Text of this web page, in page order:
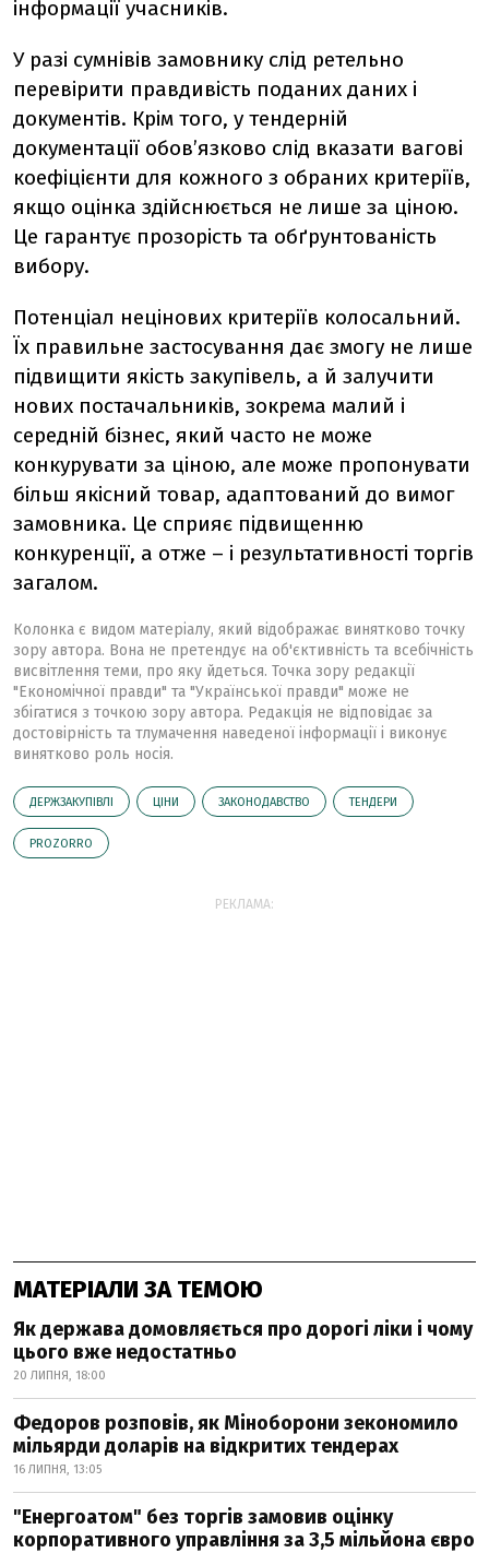
інформації учасників.
У разі сумнівів замовнику слід ретельно
перевірити правдивість поданих даних і
документів. Крім того, у тендерній
документації обов’язково слід вказати вагові
коефіцієнти для кожного з обраних критеріїв,
якщо оцінка здійснюється не лише за ціною.
Це гарантує прозорість та обґрунтованість
вибору.
Потенціал нецінових критеріїв колосальний.
Їх правильне застосування дає змогу не лише
підвищити якість закупівель, а й залучити
нових постачальників, зокрема малий і
середній бізнес, який часто не може
конкурувати за ціною, але може пропонувати
більш якісний товар, адаптований до вимог
замовника. Це сприяє підвищенню
конкуренції, а отже – і результативності торгів
загалом.
Колонка є видом матеріалу, який відображає винятково точку
зору автора. Вона не претендує на об'єктивність та всебічність
висвітлення теми, про яку йдеться. Точка зору редакції
"Економічної правди" та "Української правди" може не
збігатися з точкою зору автора. Редакція не відповідає за
достовірність та тлумачення наведеної інформації і виконує
винятково роль носія.
ДЕРЖЗАКУПІВЛІ ЦІНИ ЗАКОНОДАВСТВО ТЕНДЕРИ
PROZORRO
РЕКЛАМА:
МАТЕРІАЛИ ЗА ТЕМОЮ
Як держава домовляється про дорогі ліки і чому
цього вже недостатньо
20 ЛИПНЯ, 18:00
Федоров розповів, як Міноборони зекономило
мільярди доларів на відкритих тендерах
16 ЛИПНЯ, 13:05
"Енергоатом" без торгів замовив оцінку
корпоративного управління за 3,5 мільйона євро